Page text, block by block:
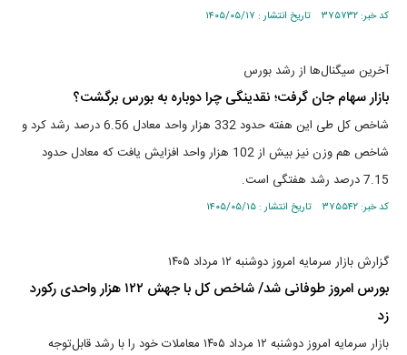
کد خبر: ۳۷۵۷۳۲ تاریخ انتشار : ۱۴۰۵/۰۵/۱۷
آخرین سیگنال‌ها از رشد بورس
بازار سهام جان گرفت؛ نقدینگی چرا دوباره به بورس برگشت؟
شاخص کل طی این هفته حدود 332 هزار واحد معادل 6.56 درصد رشد کرد و
شاخص هم وزن نیز بیش از 102 هزار واحد افزایش یافت که معادل حدود
7.15 درصد رشد هفتگی است.
کد خبر: ۳۷۵۵۴۲ تاریخ انتشار : ۱۴۰۵/۰۵/۱۵
گزارش بازار سرمایه امروز دوشنبه ۱۲ مرداد ۱۴۰۵
بورس امروز طوفانی شد/ شاخص کل با جهش ۱۲۲ هزار واحدی رکورد
زد
بازار سرمایه امروز دوشنبه ۱۲ مرداد ۱۴۰۵ معاملات خود را با رشد قابل‌توجه